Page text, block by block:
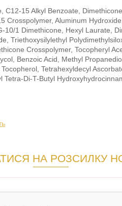
C12-15 Alkyl Benzoate,
Aluminum
1 Dimethicone, Hexyl Laurate,
Triethoxysilylethyl
Crosspolymer, Tocopheryl
Benzoic Acid, Methyl
Tetrahexyldecyl
Di-T-Butyl
НА РОЗСИЛКУ